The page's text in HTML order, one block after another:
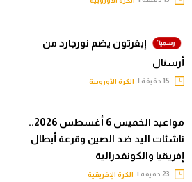
إيفرتون يضم نورجارد من
أرسنال
الكرة الأوروبية
مواعيد الخميس 6 أغسطس 2026..
ناشئات اليد ضد الصين وقرعة أبطال
إفريقيا والكونفدرالية
الكرة الإفريقية